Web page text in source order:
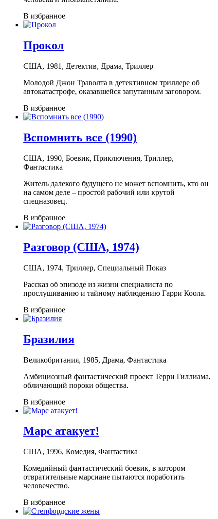
В избранное
Прокол
США, 1981, Детектив, Драма, Триллер
Молодой Джон Траволта в детективном триллере об
автокатастрофе, оказавшейся запутанным заговором.
В избранное
Вспомнить все (1990)
США, 1990, Боевик, Приключения, Триллер,
Фантастика
Житель далекого будущего не может вспомнить, кто он
на самом деле – простой рабочий или крутой
спецназовец.
В избранное
Разговор (США, 1974)
США, 1974, Триллер, Специальный Показ
Рассказ об эпизоде из жизни специалиста по
прослушиванию и тайному наблюдению Гарри Коола.
В избранное
Бразилия
Великобритания, 1985, Драма, Фантастика
Амбициозный фантастический проект Терри Гиллиама,
обличающий пороки общества.
В избранное
Марс атакует!
США, 1996, Комедия, Фантастика
Комедийный фантастический боевик, в котором
отвратительные марсиане пытаются поработить
человечество.
В избранное